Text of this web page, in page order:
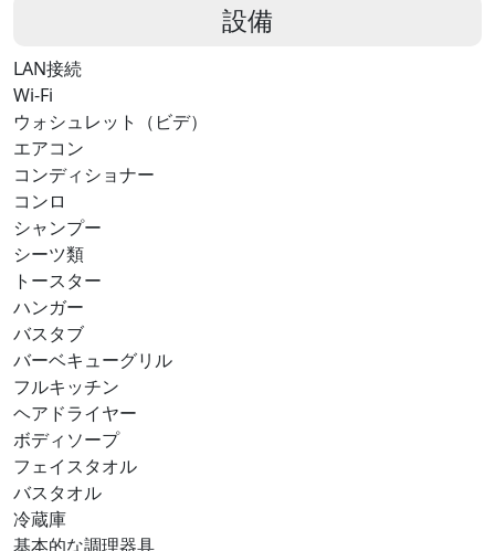
設備
LAN接続
Wi-Fi
ウォシュレット（ビデ）
エアコン
コンディショナー
コンロ
シャンプー
シーツ類
トースター
ハンガー
バスタブ
バーベキューグリル
フルキッチン
ヘアドライヤー
ボディソープ
フェイスタオル
バスタオル
冷蔵庫
基本的な調理器具